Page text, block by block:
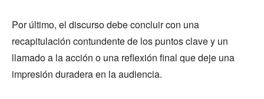
Por último, el discurso debe concluir con una
recapitulación contundente de los puntos clave y un
llamado a la acción o una reflexión final que deje una
impresión duradera en la audiencia.